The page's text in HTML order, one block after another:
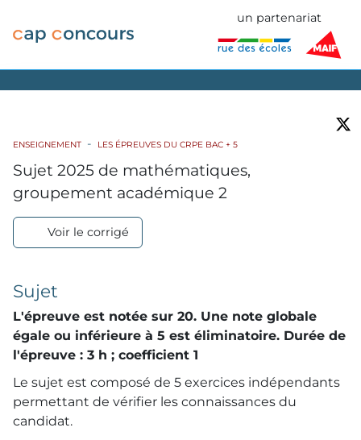
un partenariat
ENSEIGNEMENT LES ÉPREUVES DU CRPE BAC + 5
Sujet 2025 de mathématiques,
groupement académique 2
Voir le corrigé
Sujet
L'épreuve est notée sur 20. Une note globale
égale ou inférieure à 5 est éliminatoire. Durée de
l'épreuve : 3 h ; coefficient 1
Le sujet est composé de 5 exercices indépendants
permettant de vérifier les connaissances du
candidat.